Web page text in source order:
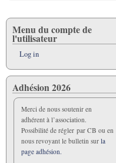
Menu du compte de
l'utilisateur
Log in
Adhésion 2026
Merci de nous soutenir en
adhérent à l’association.
Possibilité de régler par CB ou en
nous revoyant le bulletin sur la
page adhésion.